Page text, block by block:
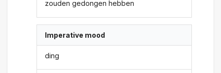
zouden gedongen hebben
Imperative mood
ding